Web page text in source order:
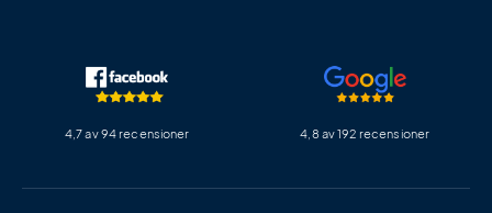
4,7 av 94 recensioner 4,8 av 192 recensioner